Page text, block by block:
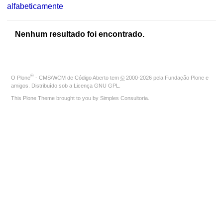
alfabeticamente
Nenhum resultado foi encontrado.
O Plone® - CMS/WCM de Código Aberto tem © 2000-2026 pela Fundação Plone e
amigos. Distribuído sob a Licença GNU GPL
This Plone Theme brought to you by Simples Consultoria